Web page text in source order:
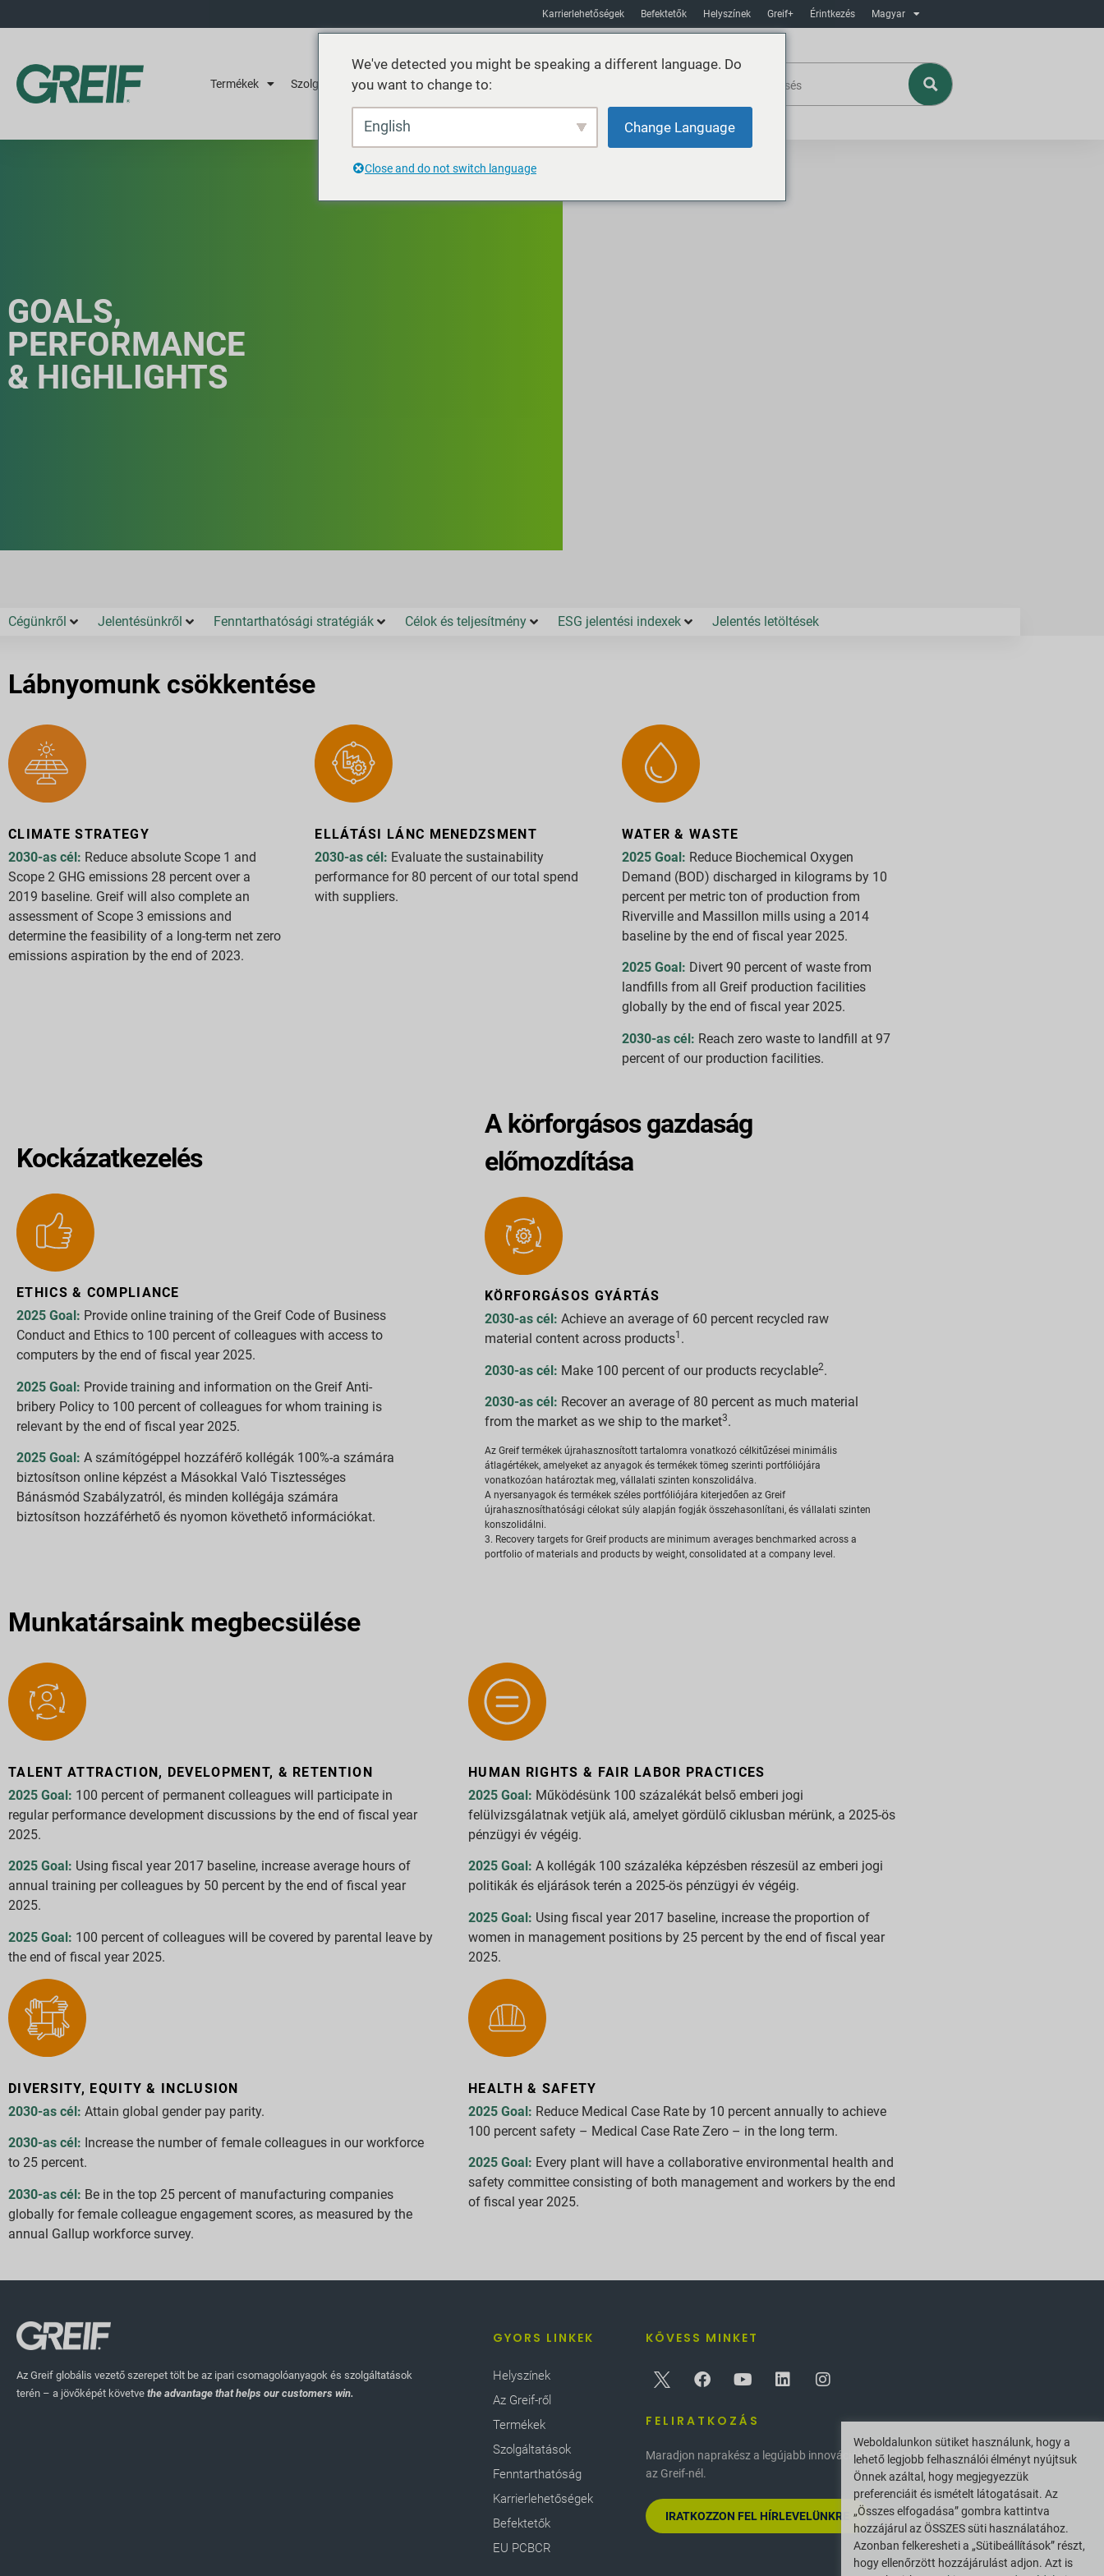
Karrierlehetőségek Befektetők Helyszínek Greif+ Érintkezés Magyar
Termékek Szolgáltatások Fenntarthatóság
GOALS,
PERFORMANCE
& HIGHLIGHTS
Cégünkről Jelentésünkről Fenntarthatósági stratégiák Célok és teljesítmény ESG jelentési indexek Jelentés letöltések
Lábnyomunk csökkentése
CLIMATE STRATEGY
2030-as cél: Reduce absolute Scope 1 and
Scope 2 GHG emissions 28 percent over a
2019 baseline. Greif will also complete an
assessment of Scope 3 emissions and
determine the feasibility of a long-term net zero
emissions aspiration by the end of 2023.
ELLÁTÁSI LÁNC MENEDZSMENT
2030-as cél: Evaluate the sustainability
performance for 80 percent of our total spend
with suppliers.
WATER & WASTE
2025 Goal: Reduce Biochemical Oxygen
Demand (BOD) discharged in kilograms by 10
percent per metric ton of production from
Riverville and Massillon mills using a 2014
baseline by the end of fiscal year 2025.
2025 Goal: Divert 90 percent of waste from
landfills from all Greif production facilities
globally by the end of fiscal year 2025.
2030-as cél: Reach zero waste to landfill at 97
percent of our production facilities.
Kockázatkezelés
ETHICS & COMPLIANCE
2025 Goal: Provide online training of the Greif Code of Business
Conduct and Ethics to 100 percent of colleagues with access to
computers by the end of fiscal year 2025.
2025 Goal: Provide training and information on the Greif Anti-
bribery Policy to 100 percent of colleagues for whom training is
relevant by the end of fiscal year 2025.
2025 Goal: A számítógéppel hozzáférő kollégák 100%-a számára
biztosítson online képzést a Másokkal Való Tisztességes
Bánásmód Szabályzatról, és minden kollégája számára
biztosítson hozzáférhető és nyomon követhető információkat.
A körforgásos gazdaság
előmozdítása
KÖRFORGÁSOS GYÁRTÁS
2030-as cél: Achieve an average of 60 percent recycled raw
material content across products1 .
2030-as cél: Make 100 percent of our products recyclable2.
2030-as cél: Recover an average of 80 percent as much material
from the market as we ship to the market3.
Az Greif termékek újrahasznosított tartalomra vonatkozó célkitűzései minimális
átlagértékek, amelyeket az anyagok és termékek tömeg szerinti portfóliójára
vonatkozóan határoztak meg, vállalati szinten konszolidálva.
A nyersanyagok és termékek széles portfóliójára kiterjedően az Greif
újrahasznosíthatósági célokat súly alapján fogják összehasonlítani, és vállalati szinten
konszolidálni.
3. Recovery targets for Greif products are minimum averages benchmarked across a
portfolio of materials and products by weight, consolidated at a company level.
Munkatársaink megbecsülése
TALENT ATTRACTION, DEVELOPMENT, & RETENTION
2025 Goal: 100 percent of permanent colleagues will participate in
regular performance development discussions by the end of fiscal year
2025.
2025 Goal: Using fiscal year 2017 baseline, increase average hours of
annual training per colleagues by 50 percent by the end of fiscal year
2025.
2025 Goal: 100 percent of colleagues will be covered by parental leave by
the end of fiscal year 2025.
HUMAN RIGHTS & FAIR LABOR PRACTICES
2025 Goal: Működésünk 100 százalékát belső emberi jogi
felülvizsgálatnak vetjük alá, amelyet gördülő ciklusban mérünk, a 2025-ös
pénzügyi év végéig.
2025 Goal: A kollégák 100 százaléka képzésben részesül az emberi jogi
politikák és eljárások terén a 2025-ös pénzügyi év végéig.
2025 Goal: Using fiscal year 2017 baseline, increase the proportion of
women in management positions by 25 percent by the end of fiscal year
2025.
DIVERSITY, EQUITY & INCLUSION
2030-as cél: Attain global gender pay parity.
2030-as cél: Increase the number of female colleagues in our workforce
to 25 percent.
2030-as cél: Be in the top 25 percent of manufacturing companies
globally for female colleague engagement scores, as measured by the
annual Gallup workforce survey.
HEALTH & SAFETY
2025 Goal: Reduce Medical Case Rate by 10 percent annually to achieve
100 percent safety – Medical Case Rate Zero – in the long term.
2025 Goal: Every plant will have a collaborative environmental health and
safety committee consisting of both management and workers by the end
of fiscal year 2025.
Az Greif globális vezető szerepet tölt be az ipari csomagolóanyagok és szolgáltatások
terén – a jövőképét követve the advantage that helps our customers win.
GYORS LINKEK
Helyszínek
Az Greif-ről
Termékek
Szolgáltatások
Fenntarthatóság
Karrierlehetőségek
Befektetők
EU PCBCR
KÖVESS MINKET
FELIRATKOZÁS
Maradjon naprakész a legújabb innovációkkal és hírekkel
az Greif-nél.
IRATKOZZON FEL HÍRLEVELÜNKRE
Weboldalunkon sütiket használunk, hogy a
lehető legjobb felhasználói élményt nyújtsuk
Önnek azáltal, hogy megjegyezzük
preferenciáit és ismételt látogatásait. Az
„Összes elfogadása” gombra kattintva
hozzájárul az ÖSSZES süti használatához.
Azonban felkeresheti a „Sütibeállítások” részt,
hogy ellenőrzött hozzájárulást adjon. Azt is
We've detected you might be speaking a different language. Do
you want to change to:
English Change Language
Close and do not switch language